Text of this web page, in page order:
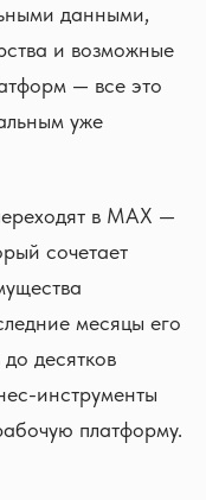
данными,
и возможные
— все это
уже
в MAX —
сочетает
месяцы его
десятков
инструменты
платформу.